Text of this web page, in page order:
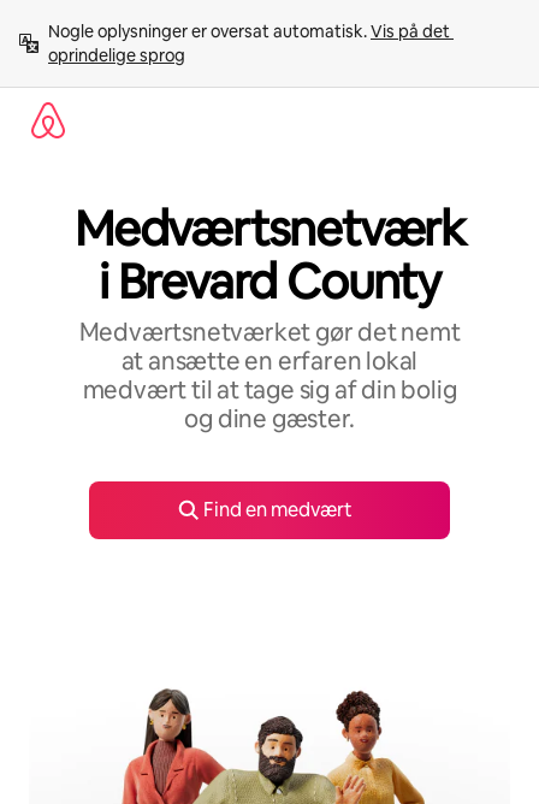
videre
indhold
Nogle oplysninger er oversat automatisk. Vis på det
oprindelige sprog
Medværtsnetværk
i Brevard County
Medværtsnetværket gør det nemt
at ansætte en erfaren lokal
medvært til at tage sig af din bolig
og dine gæster.
Find en medvært